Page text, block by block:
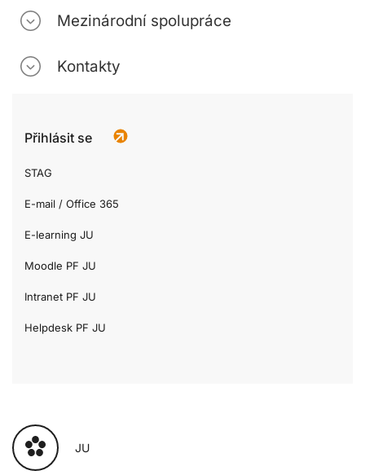
Mezinárodní spolupráce
Kontakty
Přihlásit se
STAG
E-mail / Office 365
E-learning JU
Moodle PF JU
Intranet PF JU
Helpdesk PF JU
JU